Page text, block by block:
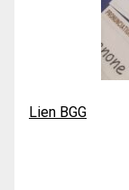
Lien BGG